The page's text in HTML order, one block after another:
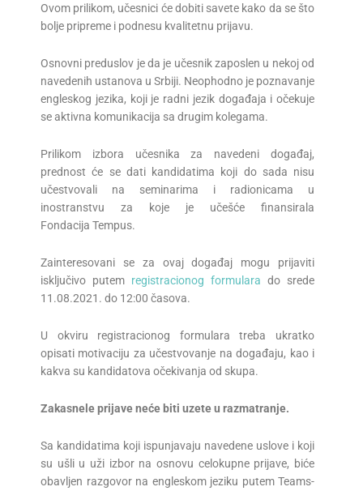
Ovom prilikom, učesnici će dobiti savete kako da se što
bolje pripreme i podnesu kvalitetnu prijavu.
Osnovni preduslov je da je učesnik zaposlen u nekoj od
navedenih ustanova u Srbiji. Neophodno je poznavanje
engleskog jezika, koji je radni jezik događaja i očekuje
se aktivna komunikacija sa drugim kolegama.
Prilikom izbora učesnika za navedeni događaj,
prednost će se dati kandidatima koji do sada nisu
učestvovali na seminarima i radionicama u
inostranstvu za koje je učešće finansirala
Fondacija Tempus.
Zainteresovani se za ovaj događaj mogu prijaviti
isključivo putem registracionog formulara do srede
11.08.2021. do 12:00 časova.
U okviru registracionog formulara treba ukratko
opisati motivaciju za učestvovanje na događaju, kao i
kakva su kandidatova očekivanja od skupa.
Zakasnele prijave neće biti uzete u razmatranje.
Sa kandidatima koji ispunjavaju navedene uslove i koji
su ušli u uži izbor na osnovu celokupne prijave, biće
obavljen razgovor na engleskom jeziku putem Teams-